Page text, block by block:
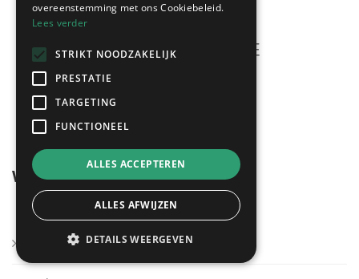
Wegwijzer
Kies mijn regio
overeenstemming met ons Cookiebeleid.
Lees verder
STRIKT NOODZAKELIJK
PRESTATIE
TARGETING
FUNCTIONEEL
ALLES ACCEPTEREN
ALLES AFWIJZEN
DETAILS WEERGEVEN